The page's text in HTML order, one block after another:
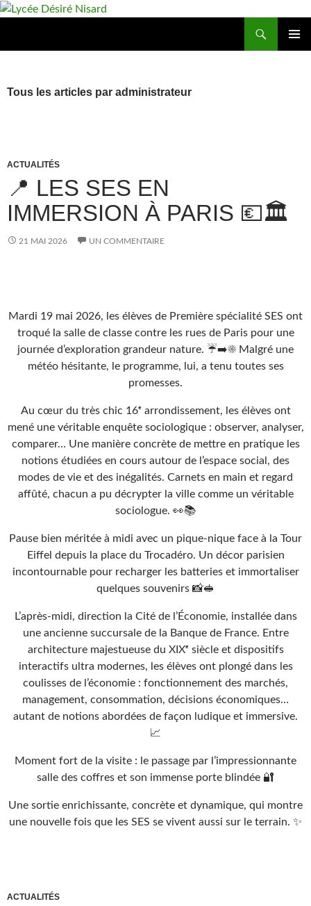
Aller
Tous les articles par administrateur
ACTUALITÉS
📍 LES SES EN
IMMERSION À PARIS 💶🏛️
21 MAI 2026 UN COMMENTAIRE
Mardi 19 mai 2026, les élèves de Première spécialité SES ont
troqué la salle de classe contre les rues de Paris pour une
journée d’exploration grandeur nature. ☔➡️☀️ Malgré une
météo hésitante, le programme, lui, a tenu toutes ses
promesses.
Au cœur du très chic 16ᵉ arrondissement, les élèves ont
mené une véritable enquête sociologique : observer, analyser,
comparer… Une manière concrète de mettre en pratique les
notions étudiées en cours autour de l’espace social, des
modes de vie et des inégalités. Carnets en main et regard
affûté, chacun a pu décrypter la ville comme un véritable
sociologue. 👀📚
Pause bien méritée à midi avec un pique-nique face à la Tour
Eiffel depuis la place du Trocadéro. Un décor parisien
incontournable pour recharger les batteries et immortaliser
quelques souvenirs 📸🥪
L’après-midi, direction la Cité de l’Économie, installée dans
une ancienne succursale de la Banque de France. Entre
architecture majestueuse du XIXᵉ siècle et dispositifs
interactifs ultra modernes, les élèves ont plongé dans les
coulisses de l’économie : fonctionnement des marchés,
management, consommation, décisions économiques…
autant de notions abordées de façon ludique et immersive.
📈
Moment fort de la visite : le passage par l’impressionnante
salle des coffres et son immense porte blindée 🔐
Une sortie enrichissante, concrète et dynamique, qui montre
une nouvelle fois que les SES se vivent aussi sur le terrain. ✨
ACTUALITÉS